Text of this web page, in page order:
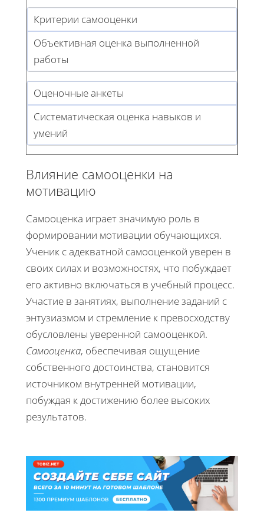
Критерии самооценки
Объективная оценка выполненной
работы
Оценочные анкеты
Систематическая оценка навыков и
умений
Влияние самооценки на
мотивацию
Самооценка играет значимую роль в
формировании мотивации обучающихся.
Ученик с адекватной самооценкой уверен в
своих силах и возможностях, что побуждает
его активно включаться в учебный процесс.
Участие в занятиях, выполнение заданий с
энтузиазмом и стремление к превосходству
обусловлены уверенной самооценкой.
Самооценка, обеспечивая ощущение
собственного достоинства, становится
источником внутренней мотивации,
побуждая к достижению более высоких
результатов.